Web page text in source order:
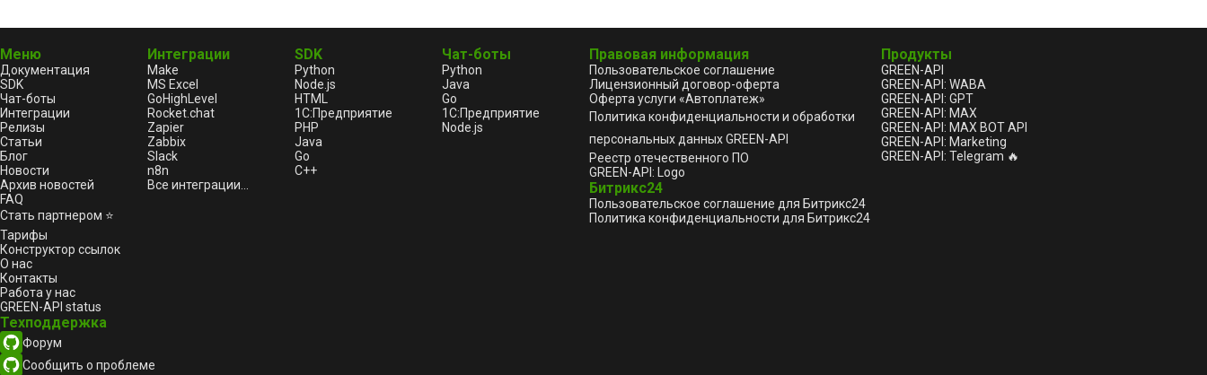
Меню
Документация
SDK
Чат-боты
Интеграции
Релизы
Статьи
Блог
Новости
Архив новостей
FAQ
Стать партнером ⭐
Тарифы
Конструктор ссылок
О нас
Контакты
Работа у нас
GREEN-API status
Интеграции
Make
MS Excel
GoHighLevel
Rocket.chat
Zapier
Zabbix
Slack
n8n
Все интеграции...
SDK
Python
Node.js
HTML
1С:Предприятие
PHP
Java
Go
C++
Чат-боты
Python
Java
Go
1С:Предприятие
Node.js
Правовая информация
Пользовательское соглашение
Лицензионный договор-оферта
Оферта услуги «Автоплатеж»
Политика конфиденциальности и обработки
персональных данных GREEN-API
Реестр отечественного ПО
GREEN-API: Logo
Битрикс24
Пользовательское соглашение для Битрикс24
Политика конфиденциальности для Битрикс24
Продукты
GREEN-API
GREEN-API: WABA
GREEN-API: GPT
GREEN-API: MAX
GREEN-API: MAX BOT API
GREEN-API: Marketing
GREEN-API: Telegram 🔥
Техподдержка
Форум
Сообщить о проблеме